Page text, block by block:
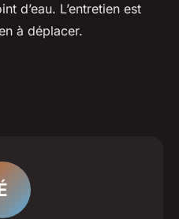
d’eau. L’entretien est
à déplacer.